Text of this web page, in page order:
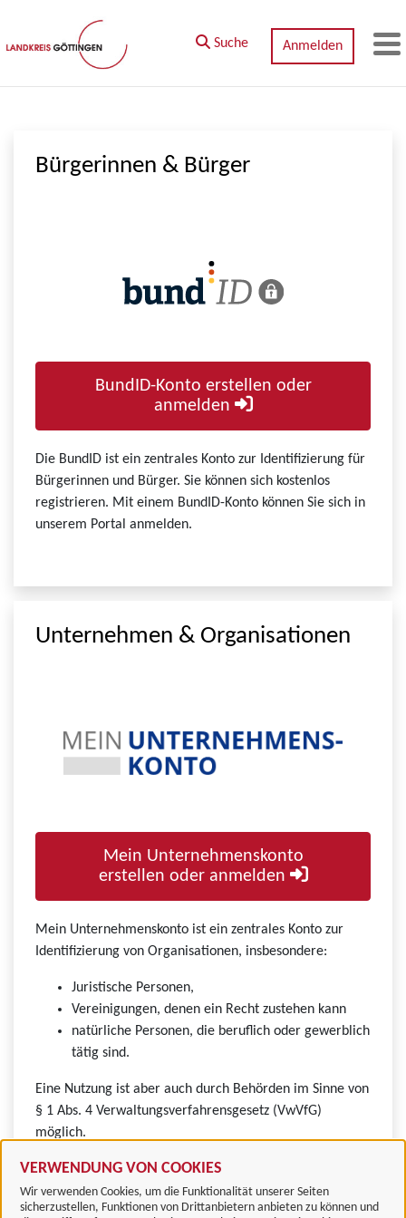
Zum Hauptinhalt springen
VERWENDUNG VON COOKIES
Wir verwenden Cookies, um die Funktionalität unserer Seiten
sicherzustellen, Funktionen von Drittanbietern anbieten zu können und
Suche Anmelden
Bürgerinnen & Bürger
BundID-Konto erstellen oder
anmelden
Die BundID ist ein zentrales Konto zur Identifizierung für
Bürgerinnen und Bürger. Sie können sich kostenlos
registrieren. Mit einem BundID-Konto können Sie sich in
unserem Portal anmelden.
Unternehmen & Organisationen
Mein Unternehmenskonto
erstellen oder anmelden
Mein Unternehmenskonto ist ein zentrales Konto zur
Identifizierung von Organisationen, insbesondere:
Juristische Personen,
Vereinigungen, denen ein Recht zustehen kann
natürliche Personen, die beruflich oder gewerblich
tätig sind.
Eine Nutzung ist aber auch durch Behörden im Sinne von
§ 1 Abs. 4 Verwaltungsverfahrensgesetz (VwVfG)
möglich.